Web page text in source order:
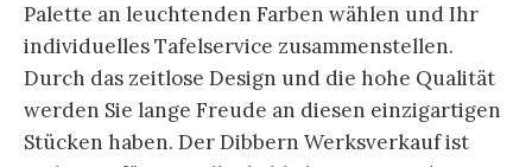
Palette an leuchtenden Farben wählen und Ihr
individuelles Tafelservice zusammenstellen.
Durch das zeitlose Design und die hohe Qualität
werden Sie lange Freude an diesen einzigartigen
Stücken haben. Der Dibbern Werksverkauf ist